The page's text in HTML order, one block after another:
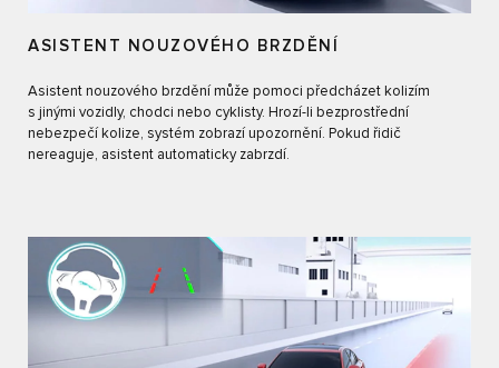
ASISTENT NOUZOVÉHO BRZDĚNÍ
Asistent nouzového brzdění může pomoci předcházet kolizím
s jinými vozidly, chodci nebo cyklisty. Hrozí-li bezprostřední
nebezpečí kolize, systém zobrazí upozornění. Pokud řidič
nereaguje, asistent automaticky zabrzdí.